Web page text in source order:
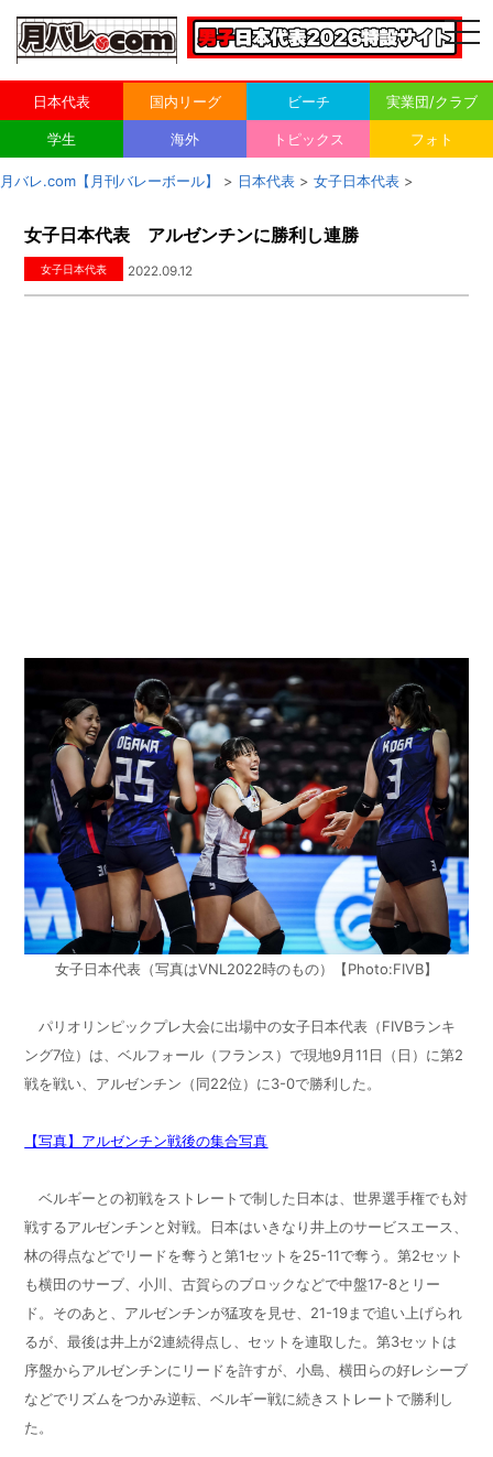
日本代表 国内リーグ ビーチ 実業団/クラブ
学生 海外 トピックス フォト
月バレ.com【月刊バレーボール】 > 日本代表 > 女子日本代表 >
女子日本代表 アルゼンチンに勝利し連勝
女子日本代表 2022.09.12
女子日本代表（写真はVNL2022時のもの）【Photo:FIVB】
パリオリンピックプレ大会に出場中の女子日本代表（FIVBランキ
ング7位）は、ベルフォール（フランス）で現地9月11日（日）に第2
戦を戦い、アルゼンチン（同22位）に3-0で勝利した。
【写真】アルゼンチン戦後の集合写真
ベルギーとの初戦をストレートで制した日本は、世界選手権でも対
戦するアルゼンチンと対戦。日本はいきなり井上のサービスエース、
林の得点などでリードを奪うと第1セットを25-11で奪う。第2セット
も横田のサーブ、小川、古賀らのブロックなどで中盤17-8とリー
ド。そのあと、アルゼンチンが猛攻を見せ、21-19まで追い上げられ
るが、最後は井上が2連続得点し、セットを連取した。第3セットは
序盤からアルゼンチンにリードを許すが、小島、横田らの好レシーブ
などでリズムをつかみ逆転、ベルギー戦に続きストレートで勝利し
た。